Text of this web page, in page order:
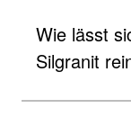
Wie lässt
Silgranit